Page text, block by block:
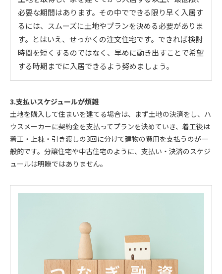
必要な期間はあります。その中でできる限り早く入居す
るには、スムーズに土地やプランを決める必要がありま
す。とはいえ、せっかくの注文住宅です。できれば検討
時間を短くするのではなく、早めに動き出すことで希望
する時期までに入居できるよう努めましょう。
3.支払いスケジュールが煩雑
土地を購入して住まいを建てる場合は、まず土地の決済をし、ハ
ウスメーカーに契約金を支払ってプランを決めていき、着工後は
着工・上棟・引き渡しの3回に分けて建物の費用を支払うのが一
般的です。分譲住宅や中古住宅のように、支払い・決済のスケジ
ュールは明瞭ではありません。